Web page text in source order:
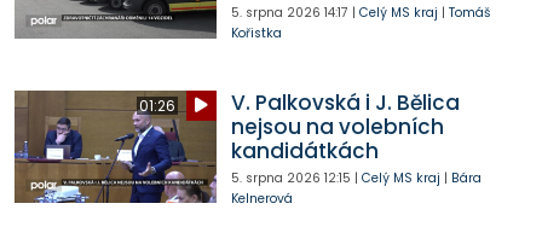
5. srpna 2026 14:17 | Celý MS kraj | Tomáš
Kořistka
01:26
V. Palkovská i J. Bělica
nejsou na volebních
kandidátkách
5. srpna 2026 12:15 | Celý MS kraj | Bára
Kelnerová